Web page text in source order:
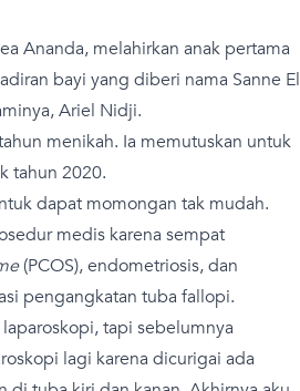
Ananda, melahirkan anak pertama
bayi yang diberi nama Sanne El
Ariel Nidji.
menikah. Ia memutuskan untuk
tahun 2020.
dapat momongan tak mudah.
medis karena sempat
(PCOS), endometriosis, dan
pengangkatan tuba fallopi.
laparoskopi, tapi sebelumnya
lagi karena dicurigai ada